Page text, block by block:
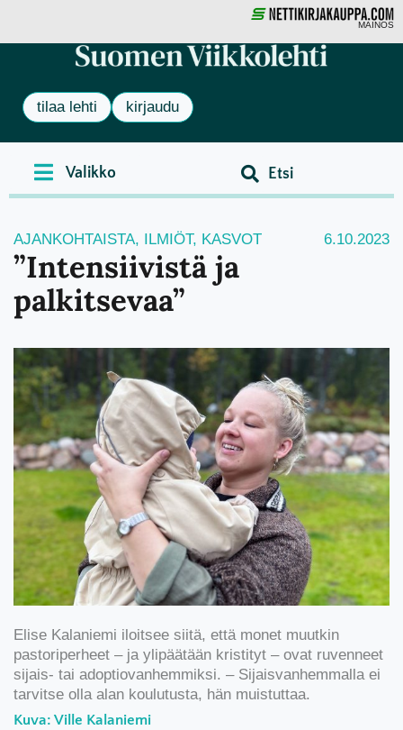
MAINOS
tilaa lehti kirjaudu
AJANKOHTAISTA, ILMIÖT, KASVOT 6.10.2023
”Intensiivistä ja
palkitsevaa”
Elise Kalaniemi iloitsee siitä, että monet muutkin
pastoriperheet – ja ylipäätään kristityt – ovat ruvenneet
sijais- tai adoptiovanhemmiksi. – Sijaisvanhemmalla ei
tarvitse olla alan koulutusta, hän muistuttaa.
Kuva: Ville Kalaniemi